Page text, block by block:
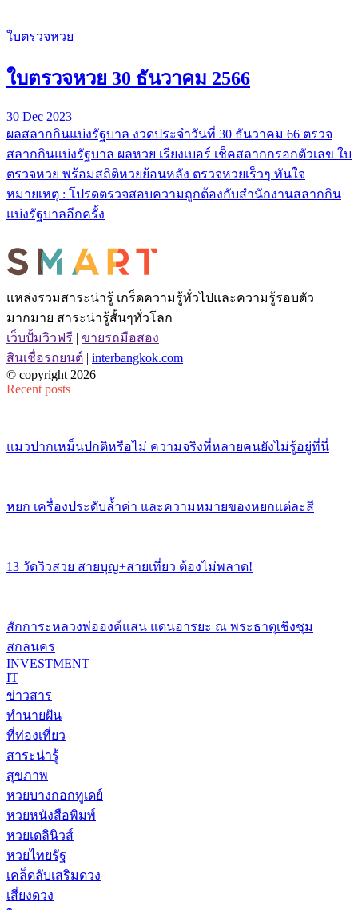
ใบตรวจหวย
ใบตรวจหวย 30 ธันวาคม 2566
30 Dec 2023
ผลสลากกินแบ่งรัฐบาล งวดประจำวันที่ 30 ธันวาคม 66 ตรวจ
สลากกินแบ่งรัฐบาล ผลหวย เรียงเบอร์ เช็คสลากกรอกตัวเลข ใบ
ตรวจหวย พร้อมสถิติหวยย้อนหลัง ตรวจหวยเร็วๆ ทันใจ
หมายเหตุ : โปรดตรวจสอบความถูกต้องกับสำนักงานสลากกิน
แบ่งรัฐบาลอีกครั้ง
แหล่งรวมสาระน่ารู้ เกร็ดความรู้ทั่วไปและความรู้รอบตัว
มากมาย สาระน่ารู้สั้นๆทั่วโลก
เว็บปั้มวิวฟรี | ขายรถมือสอง
สินเชื่อรถยนต์ | interbangkok.com
© copyright 2026
Recent posts
แมวปากเหม็นปกติหรือไม่ ความจริงที่หลายคนยังไม่รู้อยู่ที่นี่
หยก เครื่องประดับล้ำค่า และความหมายของหยกแต่ละสี
13 วัดวิวสวย สายบุญ+สายเที่ยว ต้องไม่พลาด!
สักการะหลวงพ่อองค์แสน แดนอารยะ ณ พระธาตุเชิงชุม
สกลนคร
INVESTMENT
IT
ข่าวสาร
ทำนายฝัน
ที่ท่องเที่ยว
สาระน่ารู้
สุขภาพ
หวยบางกอกทูเดย์
หวยหนังสือพิมพ์
หวยเดลินิวส์
หวยไทยรัฐ
เคล็ดลับเสริมดวง
เสี่ยงดวง